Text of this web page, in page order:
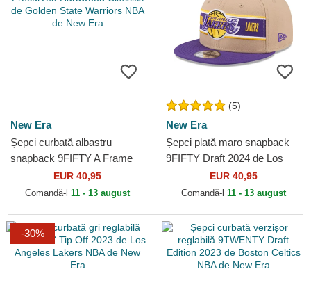
New Era
Șepci curbată albastru
snapback 9FIFTY A Frame
Precurved Hardwood
Classics de Golden State...
EUR 40,95
Comandă-l 11 - 13 august
(5)
New Era
Șepci plată maro snapback
9FIFTY Draft 2024 de Los
Angeles Lakers NBA de New
Era
EUR 40,95
Comandă-l 11 - 13 august
-30%